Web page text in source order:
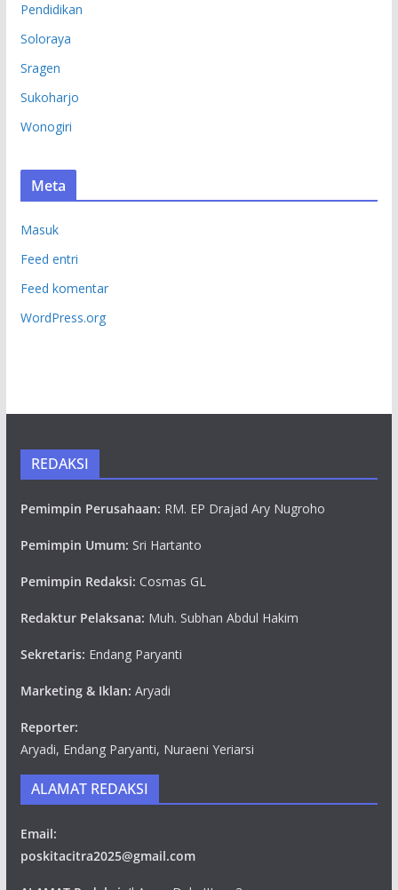
Pendidikan
Soloraya
Sragen
Sukoharjo
Wonogiri
Meta
Masuk
Feed entri
Feed komentar
WordPress.org
REDAKSI
Pemimpin Perusahaan: RM. EP Drajad Ary Nugroho
Pemimpin Umum: Sri Hartanto
Pemimpin Redaksi: Cosmas GL
Redaktur Pelaksana: Muh. Subhan Abdul Hakim
Sekretaris: Endang Paryanti
Marketing & Iklan: Aryadi
Reporter:
Aryadi, Endang Paryanti, Nuraeni Yeriarsi
ALAMAT REDAKSI
Email:
poskitacitra2025@gmail.com